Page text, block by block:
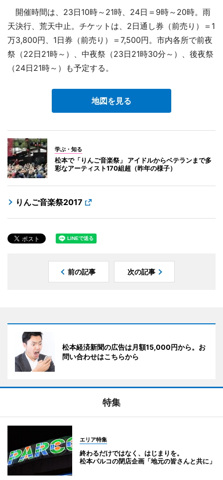
開催時間は、23日10時～21時、24日＝9時～20時。雨
天決行、荒天中止。チケットは、2日通し券（前売り）＝1
万3,800円、1日券（前売り）＝7,500円。市内各所で前夜
祭（22日21時～）、中夜祭（23日21時30分～）、後夜祭
（24日21時～）も予定する。
地図を見る
学ぶ・知る
松本で「りんご音楽祭」 アイドルからベテランまで多
彩なアーティスト170組超（昨年の様子）
りんご音楽祭2017
前の記事 次の記事
松本経済新聞の広告は月額15,000円から。お
問い合わせはこちらから
特集
エリア特集
終わるだけではなく、はじまりを。
松本パルコの閉店企画「地元の皆さんと共に」